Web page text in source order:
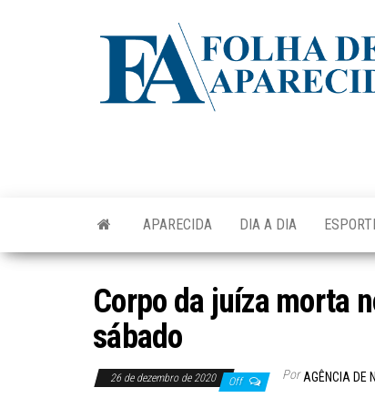
APARECIDA DIA A DIA
Corpo da juíza morta
sábado
26 de dezembro de 2020 Off Por AGÊNCIA DE